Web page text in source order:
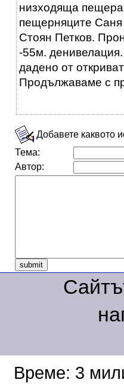
низходяща пещера
пещерняците
Стоян Петков.
-55м.
дадено от
Продължаваме с
Добавете каквото
Тема:
Автор:
Време: 3